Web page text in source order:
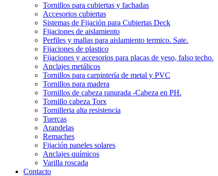
Tornillos para cubiertas y fachadas
Accesorios cubiertas
Sistemas de Fijación para Cubiertas Deck
Fijaciones de aislamiento
Perfiles y mallas para aislamiento termico. Sate.
Fijaciones de plastico
Fijaciones y accesorios para placas de yeso, falso techo.
Anclajes metálicos
Tornillos para carpintería de metal y PVC
Tornillos para madera
Tornillos de cabeza ranurada -Cabeza en PH.
Tornillo cabeza Torx
Tornilleria alta resistencia
Tuercas
Arandelas
Remaches
Fijación paneles solares
Anclajes químicos
Varilla roscada
Contacto